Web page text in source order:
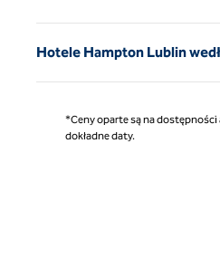
Hotele Hampton Lublin
*Ceny oparte są na
dokładne daty.